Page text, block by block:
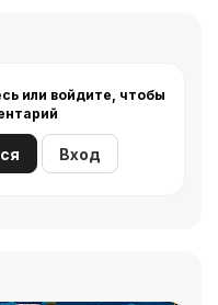
или войдите, чтобы
Вход